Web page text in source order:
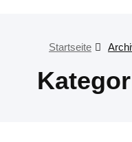
Startseite